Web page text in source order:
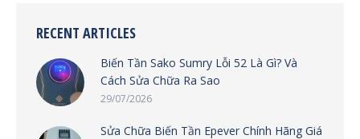
RECENT ARTICLES
Biến Tần Sako Sumry Lỗi 52 Là Gì? Và
Cách Sửa Chữa Ra Sao
29/07/2026
Sửa Chữa Biến Tần Epever Chính Hãng Giá